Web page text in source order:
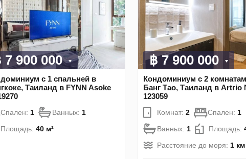
7 900 000
с 1 спальней в
Таиланд в FYNN Asoke
Спален: 1 Ванных: 1
Площадь: 40 м²
฿ 7 900 000
Кондоминиум с 2
Банг Тао, Таиланд в
123059
Комнат: 2 Спален: 1
Ванных: 1 Площадь:
Расстояние до моря: 1 км